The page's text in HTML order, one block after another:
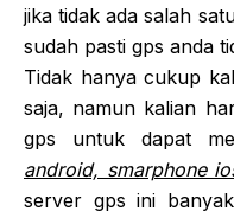
jika tidak ada salah
sudah pasti gps anda
Tidak hanya cukup
saja, namun kalian
gps untuk dapat
android, smarphone
server gps ini